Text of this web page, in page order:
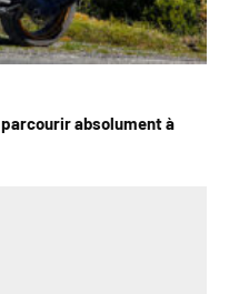
absolument à